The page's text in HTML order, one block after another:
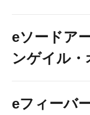
eソードア
ンゲイル・
eフィーバ